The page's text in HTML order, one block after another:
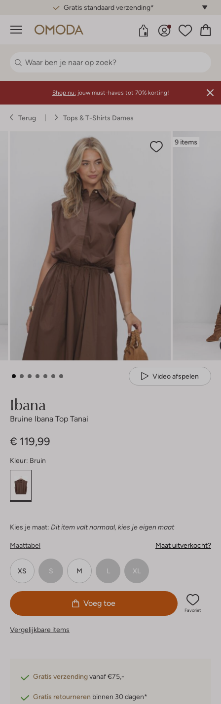
Gratis standaard verzending*
Menu
Shop nu: jouw must-haves tot 70% korting!
Terug Tops & T-Shirts Dames
9 items
Video afspelen
Ibana
Bruine Ibana Top Tanai
€ 119,99
Kleur: Bruin
Kies je maat: Dit item valt normaal, kies je eigen maat
Maattabel Maat uitverkocht?
XS S M L XL
Voeg toe
Favoriet
Vergelijkbare items
Gratis verzendingvanaf €75,-
Gratis retourneren binnen 30 dagen*